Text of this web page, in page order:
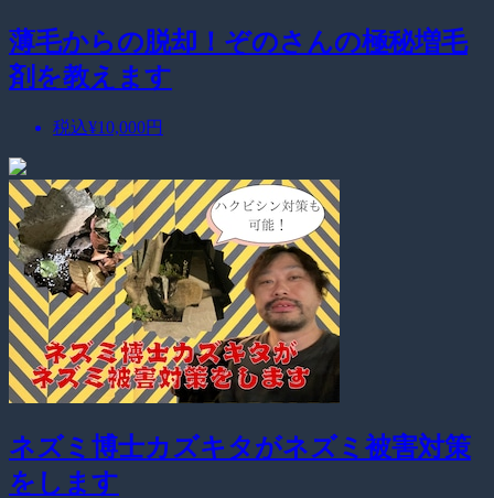
薄毛からの脱却！ぞのさんの極秘増毛
剤を教えます
税込¥10,000円
ネズミ博士カズキタがネズミ被害対策
をします